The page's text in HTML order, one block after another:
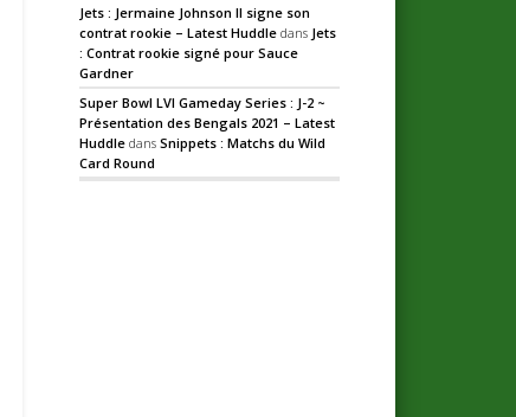
Jets : Jermaine Johnson II signe son
contrat rookie – Latest Huddle dans Jets
: Contrat rookie signé pour Sauce
Gardner
Super Bowl LVI Gameday Series : J-2 ~
Présentation des Bengals 2021 – Latest
Huddle dansSnippets : Matchs du Wild
Card Round